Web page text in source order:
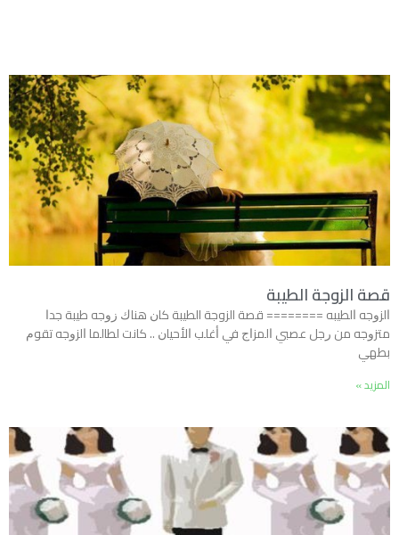
قصة الزوجة الطيبة
ﺍﻟﺰﻭﺟﻪ ﺍﻟﻄﻴﺒﻪ ======== قصة الزوجة الطيبة ﻛﺎﻥ ﻫﻨﺎﻙ ﺯﻭﺟﻪ ﻃﻴﺒﺔ ﺟﺪﺍ
ﻣﺘﺰﻭﺟﻪ ﻣﻦ ﺭﺟﻞ ﻋﺼﺒﻲ ﺍﻟﻤﺰﺍﺝ ﻓﻲ ﺃﻏﻠﺐ ﺍﻷﺣﻴﺎﻥ .. ﻛﺎﻧﺖ ﻟﻄﺎﻟﻤﺎ ﺍﻟﺰﻭﺟﻪ ﺗﻘﻮﻡ
ﺑﻄﻬﻲ
المزيد »